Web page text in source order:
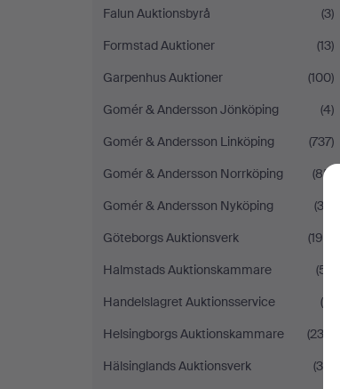
Falun Auktionsbyrå
(3)
Formstad Auktioner
(13)
Garpenhus Auktioner
(100)
Gomér & Andersson Jönköping
(4)
Gomér & Andersson Linköping
(737)
Gomér & Andersson Norrköping
(85)
Gomér & Andersson Nyköping
(32)
Göteborgs Auktionsverk
(194)
Halmstads Auktionskammare
(51)
Handelslagret Auktionsservice
(8)
Helsingborgs Auktionskammare
(232)
Hälsinglands Auktionsverk
(34)